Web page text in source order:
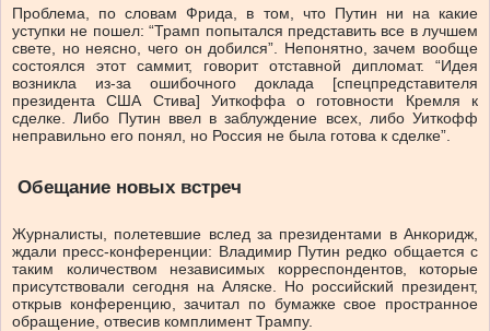
Проблема, по словам Фрида, в том, что Путин ни на какие
уступки не пошел: “Трамп попытался представить все в лучшем
свете, но неясно, чего он добился”. Непонятно, зачем вообще
состоялся этот саммит, говорит отставной дипломат. “Идея
возникла из-за ошибочного доклада [спецпредставителя
президента США Стива] Уиткоффа о готовности Кремля к
сделке. Либо Путин ввел в заблуждение всех, либо Уиткофф
неправильно его понял, но Россия не была готова к сделке”.
Обещание новых встреч
Журналисты, полетевшие вслед за президентами в Анкоридж,
ждали пресс-конференции: Владимир Путин редко общается с
таким количеством независимых корреспондентов, которые
присутствовали сегодня на Аляске. Но российский президент,
открыв конференцию, зачитал по бумажке свое пространное
обращение, отвесив комплимент Трампу.